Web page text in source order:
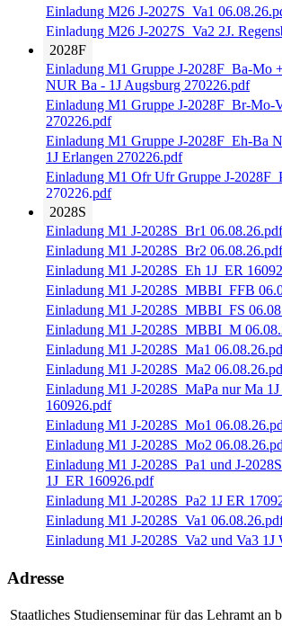
Einladung M26 J-2027S_Va1
Einladung M26 J-2027S_Va2 2J.
2028F
Einladung M1 Gruppe J-2028F_Ba-Mo
NUR Ba - 1J Augsburg 270226.pdf
Einladung M1 Gruppe J-2028F_Br-Mo-
270226.pdf
Einladung M1 Gruppe J-2028F_Eh-Ba
1J Erlangen 270226.pdf
Einladung M1 Ofr Ufr Gruppe J-
270226.pdf
2028S
Einladung M1 J-2028S_Br1 06.08.26.pdf
Einladung M1 J-2028S_Br2 06.08.26.pdf
Einladung M1 J-2028S_Eh 1J_ER
Einladung M1 J-2028S_MBBI_FFB
Einladung M1 J-2028S_MBBI_FS
Einladung M1 J-2028S_MBBI_M
Einladung M1 J-2028S_Ma1
Einladung M1 J-2028S_Ma2
Einladung M1 J-2028S_MaPa nur Ma
160926.pdf
Einladung M1 J-2028S_Mo1
Einladung M1 J-2028S_Mo2
Einladung M1 J-2028S_Pa1 und J-
1J_ER 160926.pdf
Einladung M1 J-2028S_Pa2 1J ER
Einladung M1 J-2028S_Va1
Einladung M1 J-2028S_Va2 und Va3 1J
Adresse
Staatliches Studienseminar für das Lehramt an